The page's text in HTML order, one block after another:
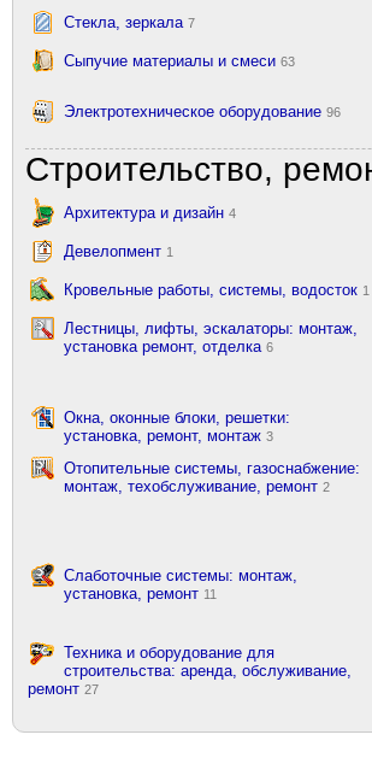
Стекла, зеркала 7
Сыпучие материалы и смеси 63
Электротехническое оборудование 96
Строительство,
Архитектура и дизайн 4
Девелопмент 1
Кровельные работы, системы, водосток 1
Лестницы, лифты, эскалаторы: монтаж,
установка ремонт, отделка 6
Окна, оконные блоки, решетки:
установка, ремонт, монтаж 3
Отопительные системы, газоснабжение:
монтаж, техобслуживание, ремонт 2
Слаботочные системы: монтаж,
установка, ремонт 11
Техника и оборудование для
строительства: аренда, обслуживание,
ремонт 27